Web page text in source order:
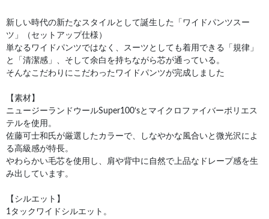
新しい時代の新たなスタイルとして誕生した「ワイドパンツスー
ツ」（セットアップ仕様）
単なるワイドパンツではなく、スーツとしても着用できる「規律」
と「清潔感」、そして余白を持ちながら芯が通っている。
そんなこだわりにこだわったワイドパンツが完成しました
【素材】
ニュージーランドウールSuper100‘sとマイクロファイバーポリエス
テルを使用。
佐藤可士和氏が厳選したカラーで、しなやかな風合いと微光沢によ
る高級感が特長。
やわらかい毛芯を使用し、肩や背中に自然で上品なドレープ感を生
み出しています。
【シルエット】
1タックワイドシルエット。